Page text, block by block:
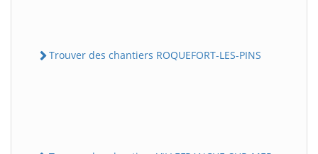
Trouver des chantiers ROQUEFORT-LES-PINS